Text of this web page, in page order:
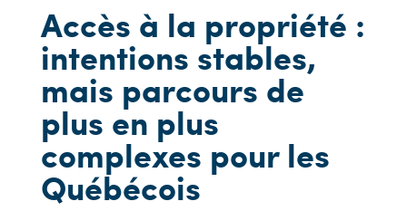
Accès à la propriété :
intentions stables,
mais parcours de
plus en plus
complexes pour les
Québécois